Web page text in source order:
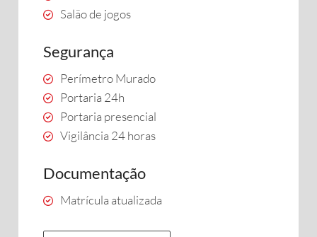
Salão de jogos
Segurança
Perímetro Murado
Portaria 24h
Portaria presencial
Vigilância 24 horas
Documentação
Matrícula atualizada